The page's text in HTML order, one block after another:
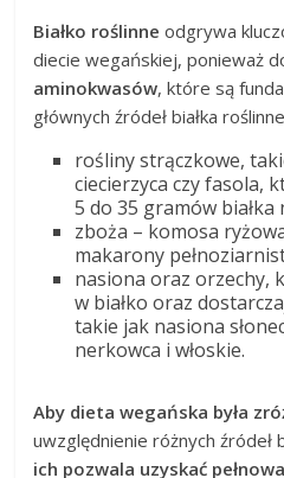
Białko roślinne odgrywa
diecie wegańskiej, ponieważ
aminokwasów, które są
głównych źródeł białka
rośliny strączkowe,
ciecierzyca czy fasola,
5 do 35 gramów
zboża – komosa
makarony
nasiona oraz orzechy,
w białko oraz
takie jak nasiona
nerkowca i włoskie.
Aby dieta wegańska była
uwzględnienie różnych źródeł
ich pozwala uzyskać